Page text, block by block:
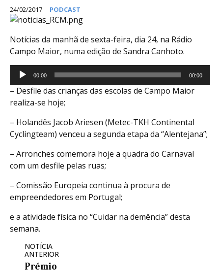
24/02/2017 PODCAST
Notícias da manhã de sexta-feira, dia 24, na Rádio
Campo Maior, numa edição de Sandra Canhoto.
Reprodutor
de
áudio
00:00 00:00
– Desfile das crianças das escolas de Campo Maior
realiza-se hoje;
– Holandês Jacob Ariesen (Metec-TKH Continental
Cyclingteam) venceu a segunda etapa da “Alentejana”;
– Arronches comemora hoje a quadra do Carnaval
com um desfile pelas ruas;
– Comissão Europeia continua à procura de
empreendedores em Portugal;
e a atividade física no “Cuidar na demência” desta
semana.
NOTÍCIA
ANTERIOR
Prémio